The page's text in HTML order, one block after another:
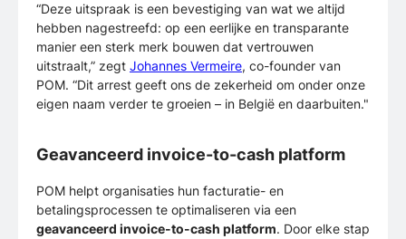
“Deze uitspraak is een bevestiging van wat we altijd
hebben nagestreefd: op een eerlijke en transparante
manier een sterk merk bouwen dat vertrouwen
uitstraalt,” zegt Johannes Vermeire, co-founder van
POM. “Dit arrest geeft ons de zekerheid om onder onze
eigen naam verder te groeien – in België en daarbuiten."
Geavanceerd invoice-to-cash platform
POM helpt organisaties hun facturatie- en
betalingsprocessen te optimaliseren via een
geavanceerd invoice-to-cash platform. Door elke stap